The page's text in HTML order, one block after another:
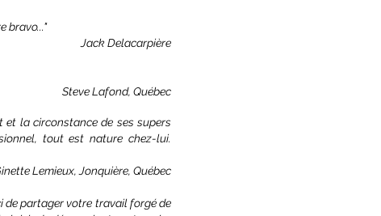
bravo..."
Jack Delacarpière
Steve Lafond, Québec
et la circonstance de ses supers
tout est nature chez-lui.
Lemieux, Jonquière, Québec
de partager votre travail forgé de